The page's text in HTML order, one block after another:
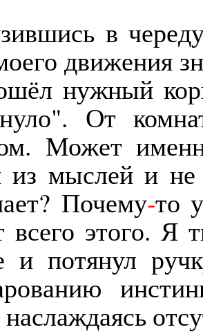
в
движения
нужный
От
Может
из мыслей и не
Почему-то
всего этого.
и потянул